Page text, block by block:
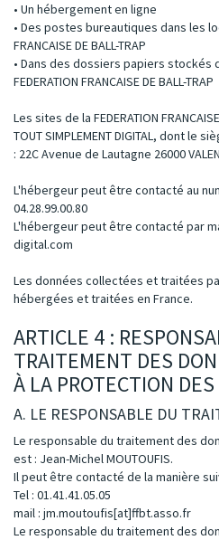
• Un hébergement en ligne
• Des postes bureautiques dans les
FRANCAISE DE BALL-TRAP
• Dans des dossiers papiers stockés
FEDERATION FRANCAISE DE BALL-TRAP
Les sites de la FEDERATION
TOUT SIMPLEMENT DIGITAL, dont le
: 22C Avenue de Lautagne 26000
L'hébergeur peut être contacté au
04.28.99.00.80
L'hébergeur peut être contacté par
digital.com
Les données collectées et traitées
hébergées et traitées en France.
ARTICLE 4 :
TRAITEMENT DES
À LA PROTECTION
A. LE RESPONSABLE DU
Le responsable du traitement des
est : Jean-Michel MOUTOUFIS.
Il peut être contacté de la manière
Tel : 01.41.41.05.05
mail : jm.moutoufis[at]ffbt.asso.fr
Le responsable du traitement des